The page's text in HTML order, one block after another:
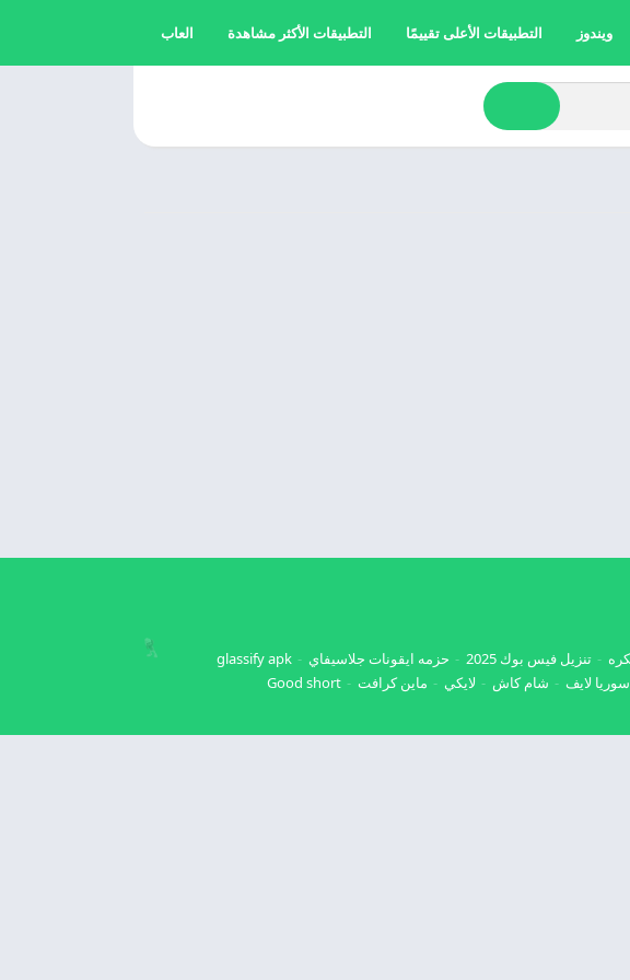
ويندوز التطبيقات الأعلى تقييمًا التطبيقات الأكثر مشاهدة العاب
تنزيل فيس بوك 2025 حزمه ايقونات جلاسيفاي
glassify apk
سوريا لايف شام كاش لايكي ماين كرافت
Good short